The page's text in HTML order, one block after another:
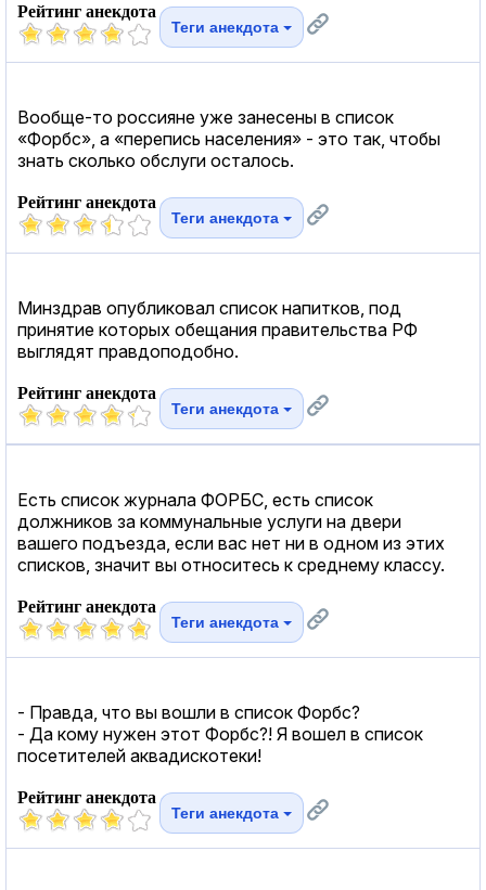
Рейтинг анекдота
Теги анекдота
Вообще-то россияне уже занесены в список
«Форбс», а «перепись населения» - это так, чтобы
знать сколько обслуги осталось.
Рейтинг анекдота
Теги анекдота
Минздрав опубликовал список напитков, под
принятие которых обещания правительства РФ
выглядят правдоподобно.
Рейтинг анекдота
Теги анекдота
Есть список журнала ФОРБС, есть список
должников за коммунальные услуги на двери
вашего подъезда, если вас нет ни в одном из этих
списков, значит вы относитесь к среднему классу.
Рейтинг анекдота
Теги анекдота
- Правда, что вы вошли в список Форбс?
- Да кому нужен этот Форбс?! Я вошел в список
посетителей аквадискотеки!
Рейтинг анекдота
Теги анекдота